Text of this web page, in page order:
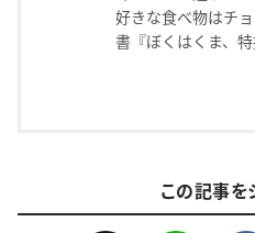
好きな食べ物はチ
書『ぼくはくま、
この記事を